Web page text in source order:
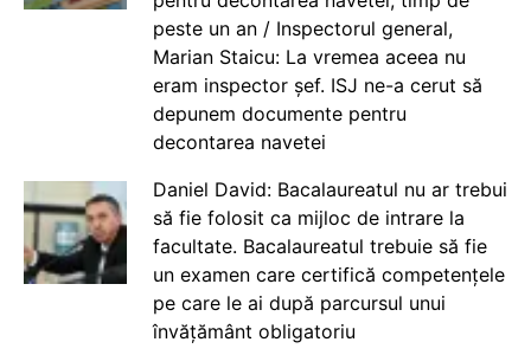
peste un an / Inspectorul general,
Marian Staicu: La vremea aceea nu
eram inspector șef. ISJ ne-a cerut să
depunem documente pentru
decontarea navetei
Daniel David: Bacalaureatul nu ar trebui
să fie folosit ca mijloc de intrare la
facultate. Bacalaureatul trebuie să fie
un examen care certifică competențele
pe care le ai după parcursul unui
învățământ obligatoriu